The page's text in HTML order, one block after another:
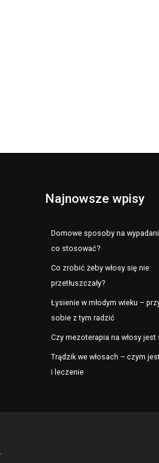
Najnowsze wpisy
Domowe sposoby na
co stosować?
Co zrobić żeby włosy się nie
przetłuszczały?
Łysienie w młodym wieku –
sobie z tym radzić
Czy mezoterapia na włosy jest
Trądzik we włosach – czym
i leczenie